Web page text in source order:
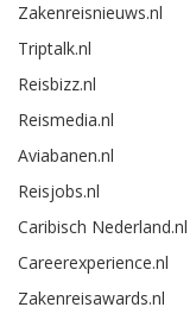
Zakenreisnieuws.nl
Triptalk.nl
Reisbizz.nl
Reismedia.nl
Aviabanen.nl
Reisjobs.nl
Caribisch Nederland.nl
Careerexperience.nl
Zakenreisawards.nl